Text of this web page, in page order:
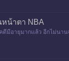
หน้าตา NBA
คดีมีอายุมากเเล้ว อีกไม่